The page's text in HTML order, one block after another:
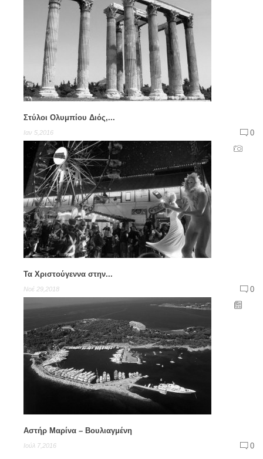
Στύλοι Ολυμπίου Διός,...
Ιαν 5,2016 0
Τα Χριστούγεννα στην...
Νοέ 29,2018 0
Αστήρ Μαρίνα – Βουλιαγμένη
Ιούλ 7,2016 0